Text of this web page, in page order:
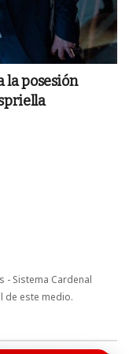
la posesión
- Sistema Cardenal
de este medio.